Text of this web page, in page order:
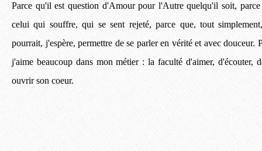
Parce qu'il est question d'Amour pour l'Autre quelqu'il soit,
celui qui souffre, qui se sent rejeté, parce que, tout
pourrait, j'espère, permettre de se parler en vérité et avec douceur.
j'aime beaucoup dans mon métier : la faculté d'aimer, d'écouter,
ouvrir son coeur.